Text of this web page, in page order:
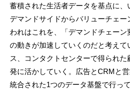
蓄積された生活者データを基点に、
デマンドサイドからバリューチェ
われはこれを、「デマンドチェーン
の動きが加速していくのだと考え
ス、コンタクトセンターで得られた
発に活かしていく。広告とCRMと営
統合された1つのデータ基盤で行っ